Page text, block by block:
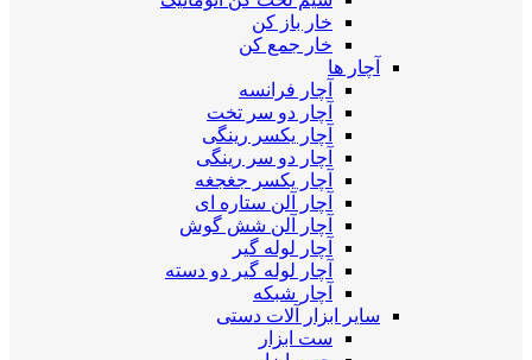
خار باز کن
خار جمع کن
آچار ها
آچار فرانسه
آچار دو سر تخت
آچار یکسر رینگی
آچار دو سر رینگی
آچار یکسر جغجغه
آچار آلن ستاره ای
آچار آلن شش گوش
آچار لوله گیر
آچار لوله گیر دو دسته
آچار شبکه
سایر ابزار آلات دستی
ست ابزار